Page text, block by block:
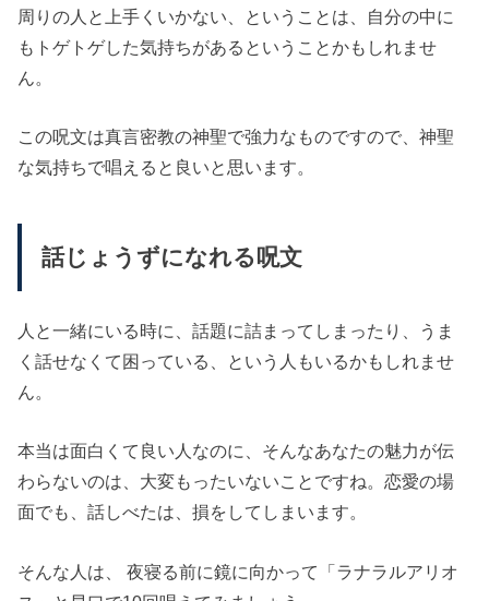
周りの人と上手くいかない、ということは、自分の中に
もトゲトゲした気持ちがあるということかもしれませ
ん。
この呪文は真言密教の神聖で強力なものですので、神聖
な気持ちで唱えると良いと思います。
話じょうずになれる呪文
人と一緒にいる時に、話題に詰まってしまったり、うま
く話せなくて困っている、という人もいるかもしれませ
ん。
本当は面白くて良い人なのに、そんなあなたの魅力が伝
わらないのは、大変もったいないことですね。恋愛の場
面でも、話しべたは、損をしてしまいます。
そんな人は、 夜寝る前に鏡に向かって「ラナラルアリオ